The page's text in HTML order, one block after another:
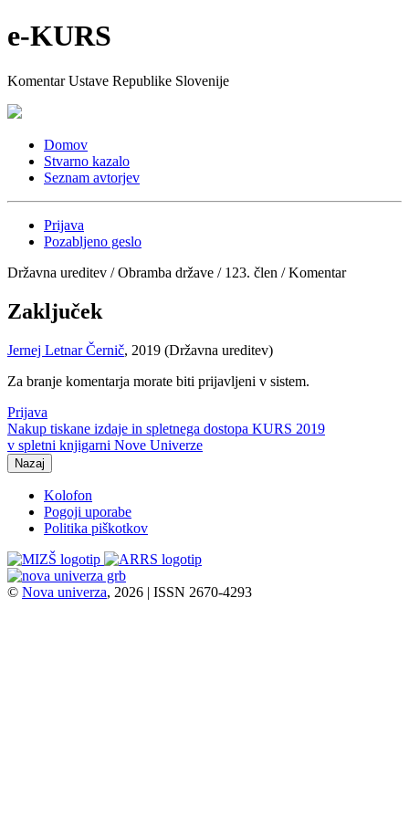
e-KURS
Komentar Ustave Republike Slovenije
Domov
Stvarno kazalo
Seznam avtorjev
Prijava
Pozabljeno geslo
Državna ureditev / Obramba države / 123. člen / Komentar
Zaključek
Jernej Letnar Černič, 2019 (Državna ureditev)
Za branje komentarja morate biti prijavljeni v sistem.
Prijava
Nakup tiskane izdaje in spletnega dostopa KURS 2019
v spletni knjigarni Nove Univerze
Nazaj
Kolofon
Pogoji uporabe
Politika piškotkov
© Nova univerza, 2026 | ISSN 2670-4293